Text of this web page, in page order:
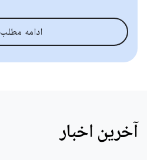
ادامه مطلب
آخرین اخبار